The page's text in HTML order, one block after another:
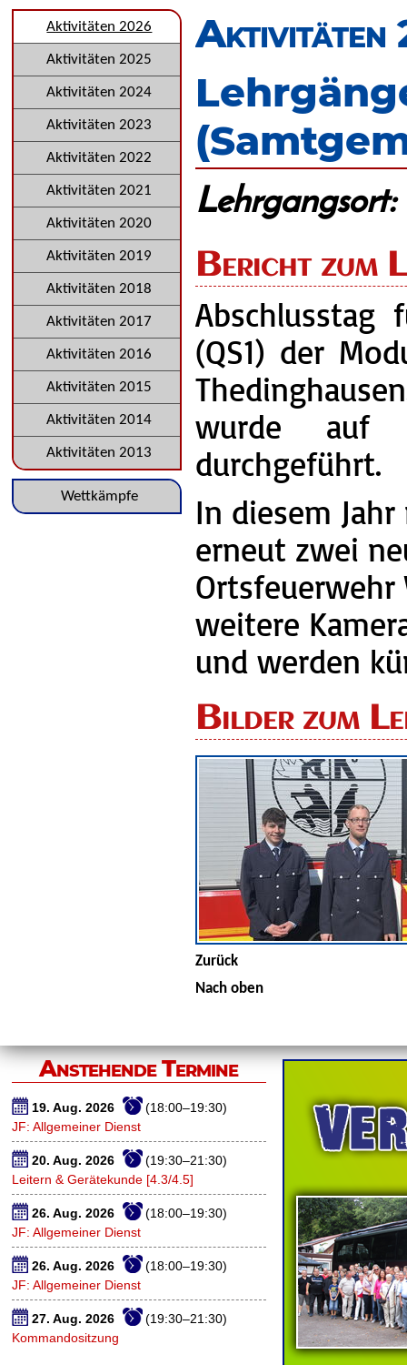
überspringen
Aktivitäten
Bericht zum
Abschlusstag
(QS1) der
wurde auf
durchgeführt.
In diesem
erneut zwei
weitere
und werden
Bilder zum
Zurück
Nach oben
Navigation
überspringen
Aktivitäten 2026
Aktivitäten 2025
Aktivitäten 2024
Aktivitäten 2023
Aktivitäten 2022
Aktivitäten 2021
Aktivitäten 2020
Aktivitäten 2019
Aktivitäten 2018
Aktivitäten 2017
Aktivitäten 2016
Aktivitäten 2015
Aktivitäten 2014
Aktivitäten 2013
NavigationWettkämpfe
Anstehende Termine
19. Aug. 2026
(18:00–19:30)
JF: Allgemeiner Dienst
20. Aug. 2026
(19:30–21:30)
Leitern & Gerätekunde [4.3/4.5]
26. Aug. 2026
(18:00–19:30)
JF: Allgemeiner Dienst
26. Aug. 2026
(18:00–19:30)
JF: Allgemeiner Dienst
27. Aug. 2026
(19:30–21:30)
Kommandositzung